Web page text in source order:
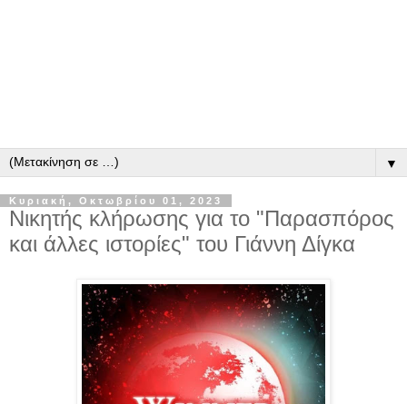
▼
Κυριακή, Οκτωβρίου 01, 2023
Νικητής κλήρωσης για το "Παρασπόρος
και άλλες ιστορίες" του Γιάννη Δίγκα